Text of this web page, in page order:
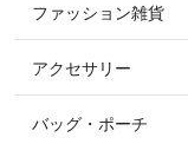
ニット・セーター
ショージャケット
ショーシャツ
ファッション雑貨
すべてのファッシ
ソックス
アクセサリー
すべてのアクセサ
バッグ・ポーチ